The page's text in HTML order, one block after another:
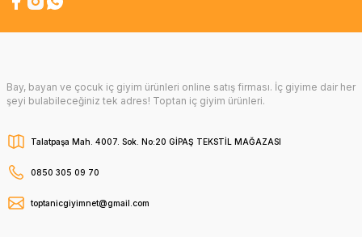
Bay, bayan ve çocuk iç giyim ürünleri online satış firması. İç giyime dair her
şeyi bulabileceğiniz tek adres! Toptan iç giyim ürünleri.
Talatpaşa Mah. 4007. Sok. No:20 GİPAŞ TEKSTİL MAĞAZASI
0850 305 09 70
toptanicgiyimnet@gmail.com